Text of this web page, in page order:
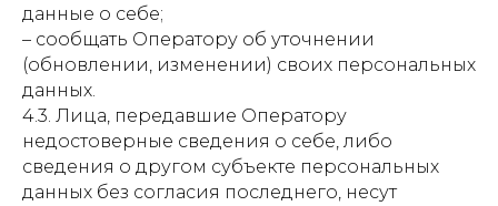
данные о себе;
– сообщать Оператору об уточнении
(обновлении, изменении) своих персональных
данных.
4.3. Лица, передавшие Оператору
недостоверные сведения о себе, либо
сведения о другом субъекте персональных
данных без согласия последнего, несут